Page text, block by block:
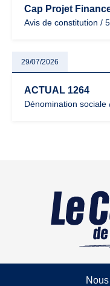
Cap Projet
Avis de constitution /
29/07/2026
ACTUAL 1264
Dénomination sociale